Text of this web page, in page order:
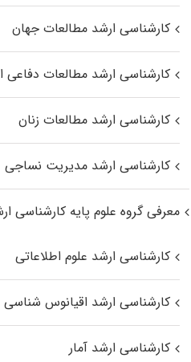
کارشناسی ارشد مطالعات جهان
کارشناسی ارشد مطالعات دفاعی
کارشناسی ارشد مطالعات زنان
کارشناسی ارشد مدیریت نساجی
معرفی گروه علوم پایه کارشناسی
کارشناسی ارشد علوم اطلاعاتی
کارشناسی ارشد اقیانوس‌ شناسی
کارشناسی ارشد آمار